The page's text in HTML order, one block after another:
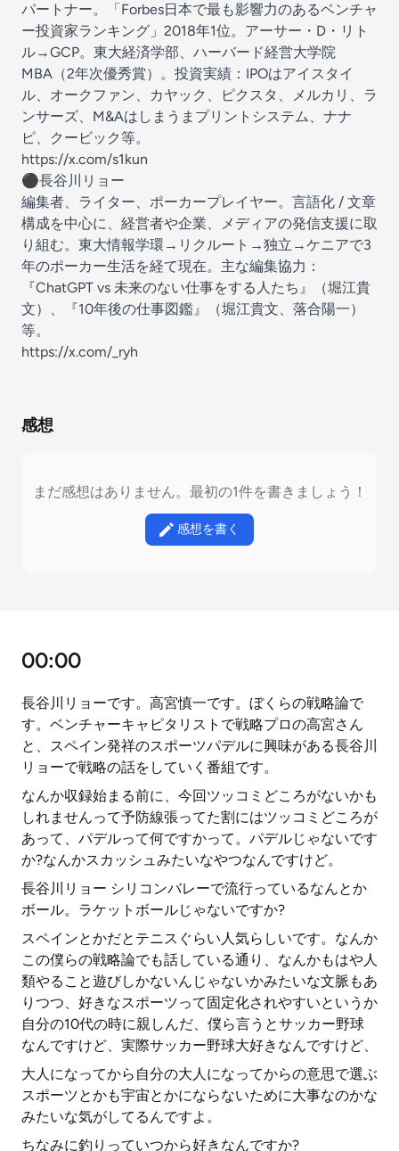
パートナー。「Forbes日本で最も影響力のあるベンチャ
ー投資家ランキング」2018年1位。アーサー・D・リト
ル→GCP。東大経済学部、ハーバード経営大学院
MBA（2年次優秀賞）。投資実績：IPOはアイスタイ
ル、オークファン、カヤック、ピクスタ、メルカリ、ラ
ンサーズ、M&Aはしまうまプリントシステム、ナナ
ピ、クービック等。
https://x.com/s1kun
⚫︎長谷川リョー
編集者、ライター、ポーカープレイヤー。言語化 / 文章
構成を中心に、経営者や企業、メディアの発信支援に取
り組む。東大情報学環→リクルート→独立→ケニアで3
年のポーカー生活を経て現在。主な編集協力：
『ChatGPT vs 未来のない仕事をする人たち』（堀江貴
文）、『10年後の仕事図鑑』（堀江貴文、落合陽一）
等。
https://x.com/_ryh
感想
まだ感想はありません。最初の1件を書きましょう！
感想を書く
00:00
長谷川リョーです。高宮慎一です。ぼくらの戦略論で
す。ベンチャーキャピタリストで戦略プロの高宮さん
と、スペイン発祥のスポーツパデルに興味がある長谷川
リョーで戦略の話をしていく番組です。
なんか収録始まる前に、今回ツッコミどころがないかも
しれませんって予防線張ってた割にはツッコミどころが
あって、パデルって何ですかって。パデルじゃないです
か?なんかスカッシュみたいなやつなんですけど。
長谷川リョー シリコンバレーで流行っているなんとか
ボール。ラケットボールじゃないですか?
スペインとかだとテニスぐらい人気らしいです。なんか
この僕らの戦略論でも話している通り、なんかもはや人
類やること遊びしかないんじゃないかみたいな文脈もあ
りつつ、好きなスポーツって固定化されやすいというか
自分の10代の時に親しんだ、僕ら言うとサッカー野球
なんですけど、実際サッカー野球大好きなんですけど、
大人になってから自分の大人になってからの意思で選ぶ
スポーツとかも宇宙とかにならないために大事なのかな
みたいな気がしてるんですよ。
ちなみに釣りっていつから好きなんですか?